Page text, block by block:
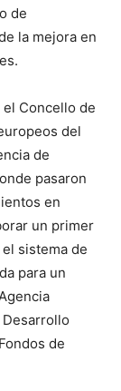
de
la mejora en
Concello de
del
de
pasaron
en
un primer
sistema de
para un
de